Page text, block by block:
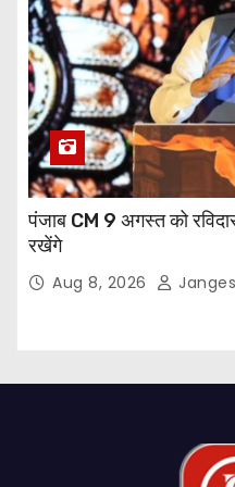
पंजाब CM 9 अगस्त को
रखेंगे
Aug 8, 2026